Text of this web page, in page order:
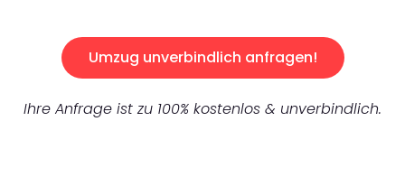
Umzug unverbindlich anfragen!
Ihre Anfrage ist zu 100% kostenlos & unverbindlich.